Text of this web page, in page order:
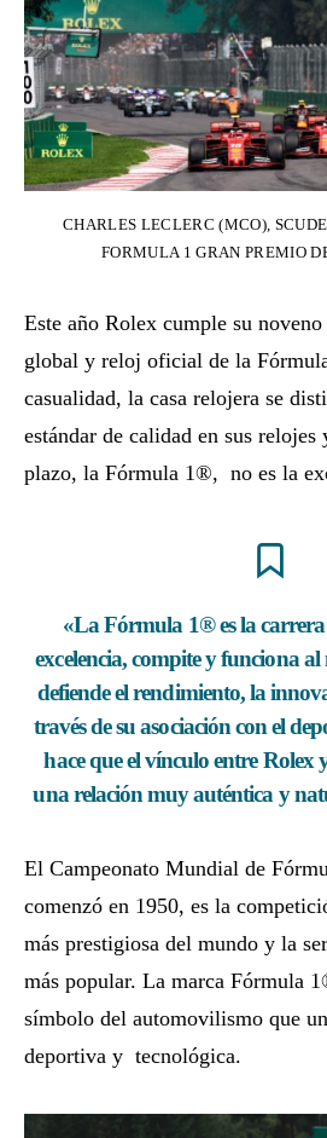
CHARLES LECLERC (MCO),
FORMULA 1 GRAN PREMIO
Este año Rolex cumple su
global y reloj oficial de la
casualidad, la casa relojera se
estándar de calidad en sus
plazo, la Fórmula 1®, no es la
«La Fórmula 1® es la
excelencia, compite y funciona
defiende el rendimiento, la
través de su asociación con el
hace que el vínculo entre Rolex
una relación muy auténtica y
El Campeonato Mundial de
comenzó en 1950, es la
más prestigiosa del mundo y la
más popular. La marca Fórmula
símbolo del automovilismo que
deportiva y tecnológica.